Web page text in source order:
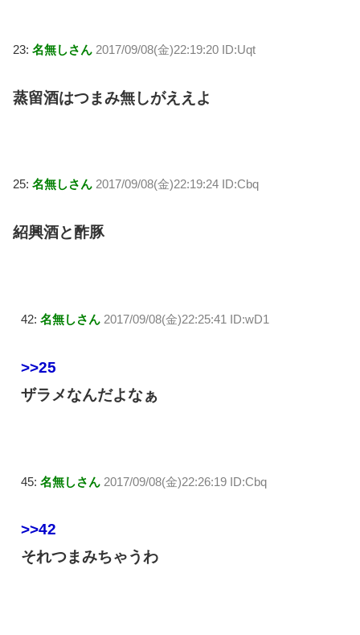
23: 名無しさん 2017/09/08(金)22:19:20 ID:Uqt
蒸留酒はつまみ無しがええよ
25: 名無しさん 2017/09/08(金)22:19:24 ID:Cbq
紹興酒と酢豚
42: 名無しさん 2017/09/08(金)22:25:41 ID:wD1
>>25
ザラメなんだよなぁ
45: 名無しさん 2017/09/08(金)22:26:19 ID:Cbq
>>42
それつまみちゃうわ